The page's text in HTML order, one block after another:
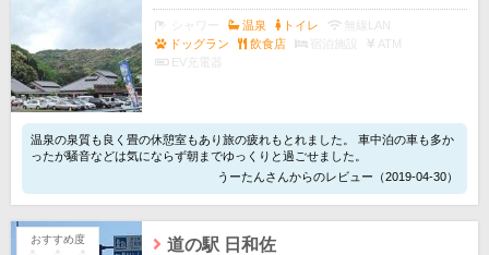
温泉 トイレ
無線LAN
ドッグラン
飲食店 宿泊施設
ATM
EV充電器
温泉の泉質も良く畳の休憩室もあり旅の疲れもとれました。 車中泊の車も多か
ったが騒音などは気にならず朝までゆっくりと過ごせました。
うーたんさんからのレビュー（2019-04-30）
おすすめ度 道の駅 日和佐